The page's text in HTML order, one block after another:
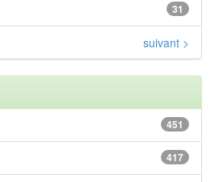
31
suivant >
451
417